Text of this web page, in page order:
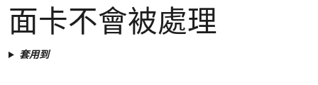
面卡不會被處理
套用到